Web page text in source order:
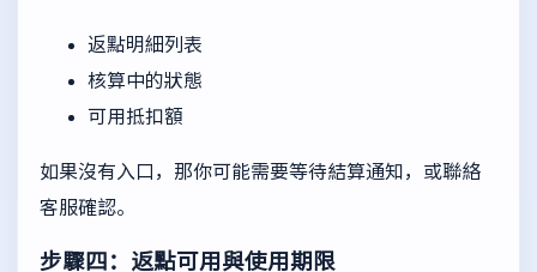
返點明細列表
核算中的狀態
可用抵扣額
如果沒有入口，那你可能需要等待結算通知，或聯絡
客服確認。
步驟四：返點可用與使用期限